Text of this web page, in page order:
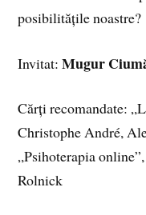
posibilitățile noastre?
Invitat:Mugur
Cărți recomandate:
Christophe André,
„Psihoterapia
Rolnick